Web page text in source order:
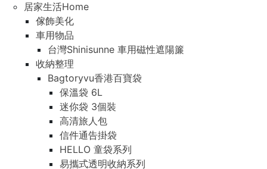
居家生活Home
傢飾美化
車用物品
台灣Shinisunne 車用磁性遮陽簾
收納整理
Bagtoryvu香港百寶袋
保溫袋 6L
迷你袋 3個裝
高清旅人包
信件通告掛袋
HELLO 童袋系列
易攜式透明收納系列